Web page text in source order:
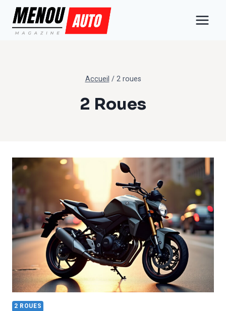
Aller
contenu
Accueil / 2 roues
2 Roues
2 ROUES